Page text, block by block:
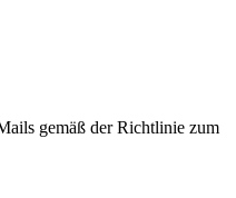
gemäß der Richtlinie zum